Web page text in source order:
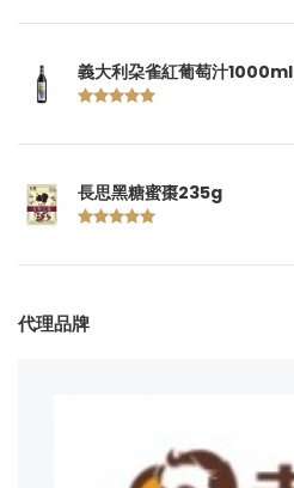
義大利朶雀紅葡萄汁1000ml
長思黑糖蜜棗235g
代理品牌